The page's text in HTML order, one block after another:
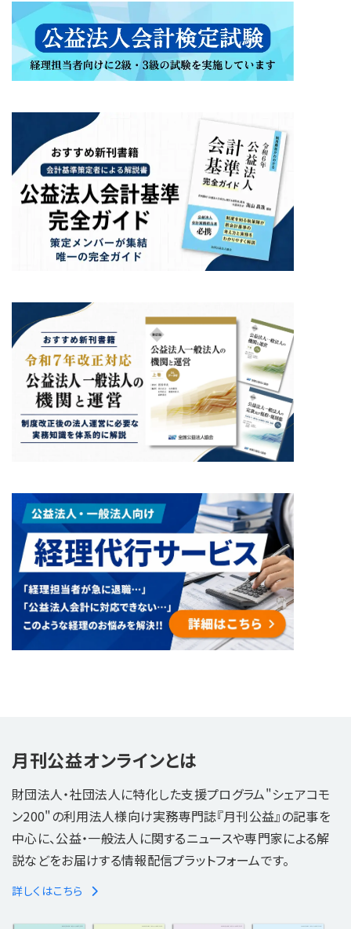
月刊公益オンラインとは
財団法人・社団法人に特化した支援プログラム"シェアコモ
ン200"の利用法人様向け実務専門誌『月刊公益』の記事を
中心に、公益・一般法人に関するニュースや専門家による解
説などをお届けする情報配信プラットフォームです。
詳しくはこちら